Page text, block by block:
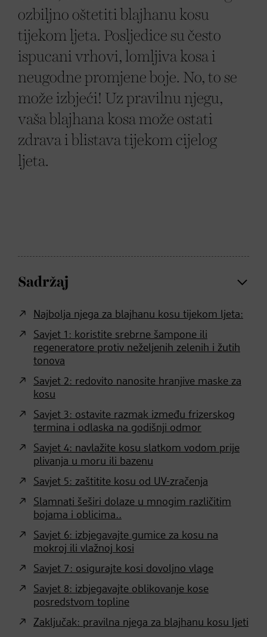
ozbiljno oštetiti blajhanu kosu
tijekom ljeta. Posljedice su često
ispucani vrhovi, lomljiva kosa i
neugodne promjene boje. No, to se
može izbjeći! Uz pravilnu njegu,
vaša blajhana kosa može ostati
zdrava i blistava tijekom cijelog
ljeta.
Sadržaj
Najbolja njega za blajhanu kosu tijekom ljeta:
Savjet 1: koristite srebrne šampone ili
regeneratore protiv neželjenih zelenih i žutih
tonova
Savjet 2: redovito nanosite hranjive maske za
kosu
Savjet 3: ostavite razmak između frizerskog
termina i odlaska na godišnji odmor
Savjet 4: navlažite kosu slatkom vodom prije
plivanja u moru ili bazenu
Savjet 5: zaštitite kosu od UV-zračenja
Slamnati šeširi dolaze u mnogim različitim
bojama i oblicima..
Savjet 6: izbjegavajte gumice za kosu na
mokroj ili vlažnoj kosi
Savjet 7: osigurajte kosi dovoljno vlage
Savjet 8: izbjegavajte oblikovanje kose
posredstvom topline
Zaključak: pravilna njega za blajhanu kosu ljeti